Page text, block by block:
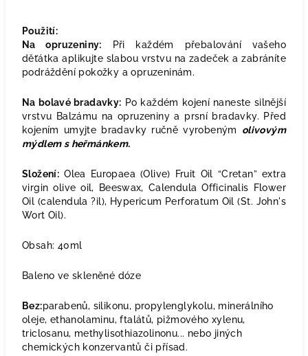
Použití:
Na opruzeniny: Při každém přebalování vašeho
děťátka aplikujte slabou vrstvu na zadeček a zabráníte
podráždění pokožky a opruzeninám.
Na bolavé bradavky: Po každém kojení naneste silnější
vrstvu Balzámu na opruzeniny a prsní bradavky. Před
kojením umyjte bradavky ručně vyrobeným olivovým
mýdlem s heřmánkem.
Složení: Olea Europaea (Olive) Fruit Oil “Cretan” extra
virgin olive oil, Beeswax, Calendula Officinalis Flower
Oil (calendula ?il), Hypericum Perforatum Oil (St. John's
Wort Oil).
Obsah: 40ml
Baleno ve skleněné dóze
Bez:parabenů, silikonu, propylenglykolu, minerálního
oleje, ethanolaminu, ftalátů, pižmového xylenu,
triclosanu, methylisothiazolinonu... nebo jiných
chemických konzervantů či přísad.